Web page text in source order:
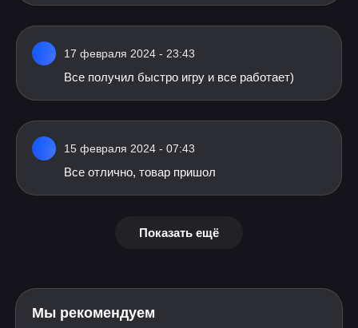
17 февраля 2024 - 23:43
Все получил быстро игру и все работает)
15 февраля 2024 - 07:43
Все отлично, товар пришол
Показать ещё
Мы рекомендуем